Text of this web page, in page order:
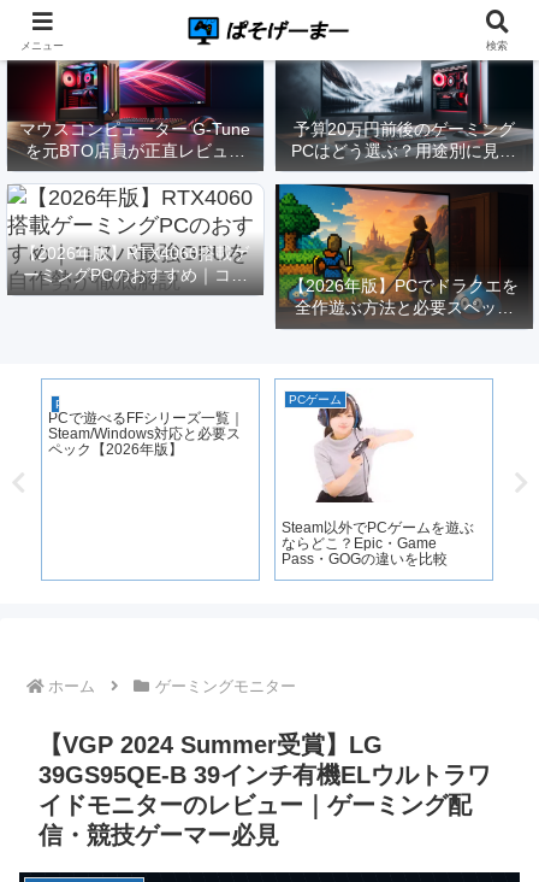
マウスコンピューター G-Tune
を元BTO店員が正直レビュー
｜実際どうなの？
予算20万円前後のゲーミング
PCはどう選ぶ？用途別に見る
構成と注意点【2026年版】
【2026年版】RTX4060搭載ゲ
ーミングPCのおすすめ｜コス
パ最強GPUを自作勢が徹底解
【2026年版】PCでドラクエを
全作遊ぶ方法と必要スペック
｜FF14勢がまとめてみた
PCゲーム
PCで遊べるFFシリーズ一覧｜
Steam/Windows対応と必要ス
ペック【2026年版】
PCゲーム
Steam以外でPCゲームを遊ぶ
ならどこ？Epic・Game
Pass・GOGの違いを比較
ホーム ゲーミングモニター
【VGP 2024 Summer受賞】LG
39GS95QE-B 39インチ有機ELウルトラワ
イドモニターのレビュー｜ゲーミング配
信・競技ゲーマー必見
メニュー 検索